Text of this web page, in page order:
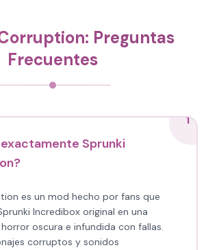
Preguntas
Frecuentes
1
Sprunki
es un mod hecho por fans que
Incredibox original en una
oscura e infundida con fallas.
corruptos y sonidos